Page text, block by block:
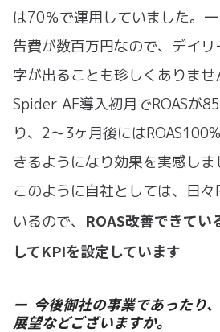
は70％で運用していました。
告費が数百万円なので、デイ
字が出ることも珍しくありませ
Spider AF導入初月でROASが
り、2〜3ヶ月後には
きるようになり効果を実感しま
このように自社としては、日々
いるので、 ROAS改善できてい
してKPIを設定しています
ー 今後御社の事業であったり
展望などございますか。